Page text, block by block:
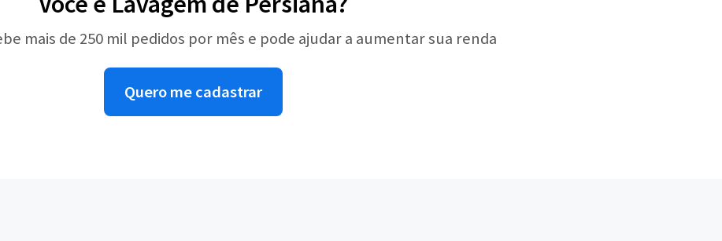
mais de 250 mil pedidos por mês e pode ajudar a aumentar sua renda
Quero me cadastrar